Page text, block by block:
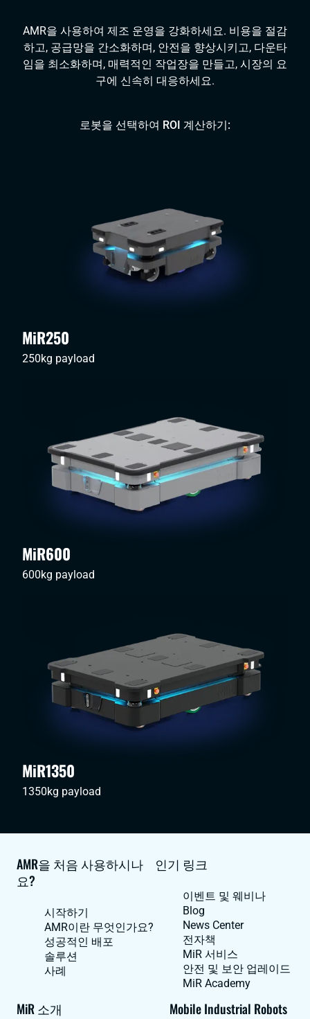
AMR을 사용하여 제조 운영을 강화하세요. 비용을 절감
하고, 공급망을 간소화하며, 안전을 향상시키고, 다운타
임을 최소화하며, 매력적인 작업장을 만들고, 시장의 요
구에 신속히 대응하세요.
로봇을 선택하여 ROI 계산하기:
MiR250
250kg payload
MiR600
600kg payload
MiR1350
1350kg payload
AMR을 처음 사용하시나
요?
시작하기
AMR이란 무엇인가요?
성공적인 배포
솔루션
사례
인기 링크
이벤트 및 웨비나
Blog
News Center
전자책
MiR 서비스
안전 및 보안 업레이드
MiR Academy
MiR 소개 Mobile Industrial Robots